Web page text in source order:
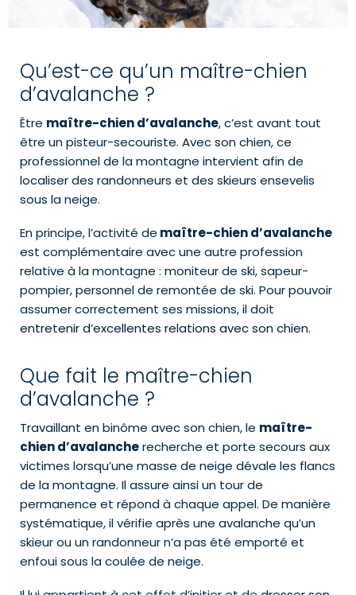
Qu’est-ce qu’un maître-chien
d’avalanche ?
Être maître-chien d’avalanche, c’est avant tout
être un pisteur-secouriste. Avec son chien, ce
professionnel de la montagne intervient afin de
localiser des randonneurs et des skieurs ensevelis
sous la neige.
En principe, l’activité de maître-chien d’avalanche
est complémentaire avec une autre profession
relative à la montagne : moniteur de ski, sapeur-
pompier, personnel de remontée de ski. Pour pouvoir
assumer correctement ses missions, il doit
entretenir d’excellentes relations avec son chien.
Que fait le maître-chien
d’avalanche ?
Travaillant en binôme avec son chien, le maître-
chien d’avalancherecherche et porte secours aux
victimes lorsqu’une masse de neige dévale les flancs
de la montagne. Il assure ainsi un tour de
permanence et répond à chaque appel. De manière
systématique, il vérifie après une avalanche qu’un
skieur ou un randonneur n’a pas été emporté et
enfoui sous la coulée de neige.